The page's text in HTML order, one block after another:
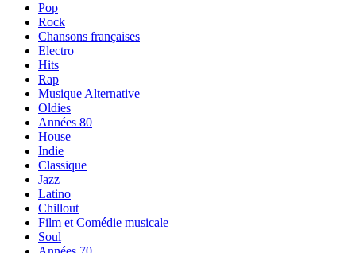
Pop
Rock
Chansons françaises
Electro
Hits
Rap
Musique Alternative
Oldies
Années 80
House
Indie
Classique
Jazz
Latino
Chillout
Film et Comédie musicale
Soul